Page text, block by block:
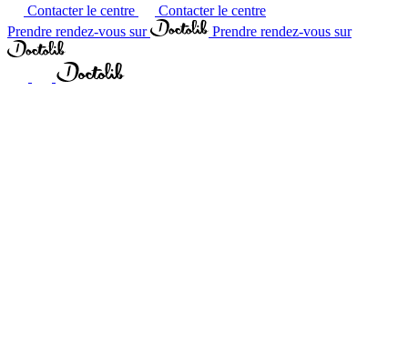
Contacter le centre
Contacter le centre
Prendre rendez-vous sur
Prendre rendez-vous sur